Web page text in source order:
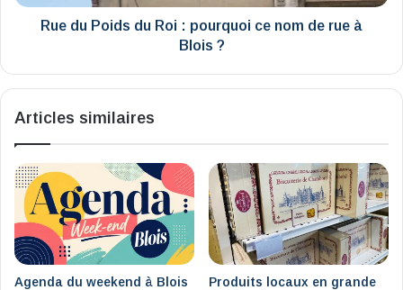
nom
Rue du Poids du Roi : pourquoi ce nom de rue à
Blois ?
Articles similaires
Agenda du weekend à Blois
Produits locaux en grande